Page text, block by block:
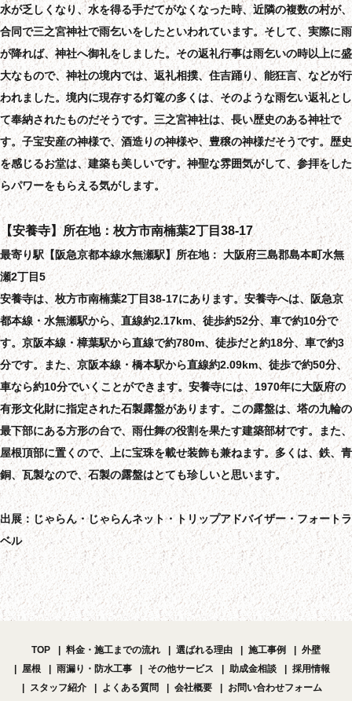
水が乏しくなり、水を得る手だてがなくなった時、近隣の複数の村が、
合同で三之宮神社で雨乞いをしたといわれています。そして、実際に雨
が降れば、神社へ御礼をしました。その返礼行事は雨乞いの時以上に盛
大なもので、神社の境内では、返礼相撲、住吉踊り、能狂言、などが行
われました。境内に現存する灯篭の多くは、そのような雨乞い返礼とし
て奉納されたものだそうです。三之宮神社は、長い歴史のある神社で
す。子宝安産の神様で、酒造りの神様や、豊穣の神様だそうです。歴史
を感じるお堂は、建築も美しいです。神聖な雰囲気がして、参拝をした
らパワーをもらえる気がします。
【安養寺】所在地：枚方市南楠葉2丁目38-17
最寄り駅【阪急京都本線水無瀬駅】所在地： 大阪府三島郡島本町水無
瀬2丁目5
安養寺は、枚方市南楠葉2丁目38-17にあります。安養寺へは、阪急京
都本線・水無瀬駅から、直線約2.17km、徒歩約52分、車で約10分で
す。京阪本線・樟葉駅から直線で約780m、徒歩だと約18分、車で約3
分です。また、京阪本線・橋本駅から直線約2.09km、徒歩で約50分、
車なら約10分でいくことができます。安養寺には、1970年に大阪府の
有形文化財に指定された石製露盤があります。この露盤は、塔の九輪の
最下部にある方形の台で、雨仕舞の役割を果たす建築部材です。また、
屋根頂部に置くので、上に宝珠を載せ装飾も兼ねます。多くは、鉄、青
銅、瓦製なので、石製の露盤はとても珍しいと思います。
出展：じゃらん・じゃらんネット・トリップアドバイザー・フォートラ
ベル
TOP 料金・施工までの流れ 選ばれる理由 施工事例
外壁
屋根
雨漏り・防水工事 その他サービス 助成金相談
採用情報
スタッフ紹介
よくある質問 会社概要
お問い合わせフォーム